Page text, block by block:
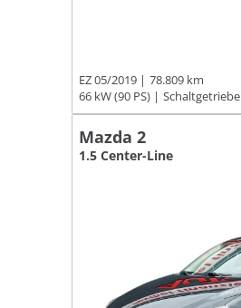
EZ 05/2019
78.809 km
66 kW (90 PS)
Schaltgetriebe
Mazda 2
1.5 Center-Line